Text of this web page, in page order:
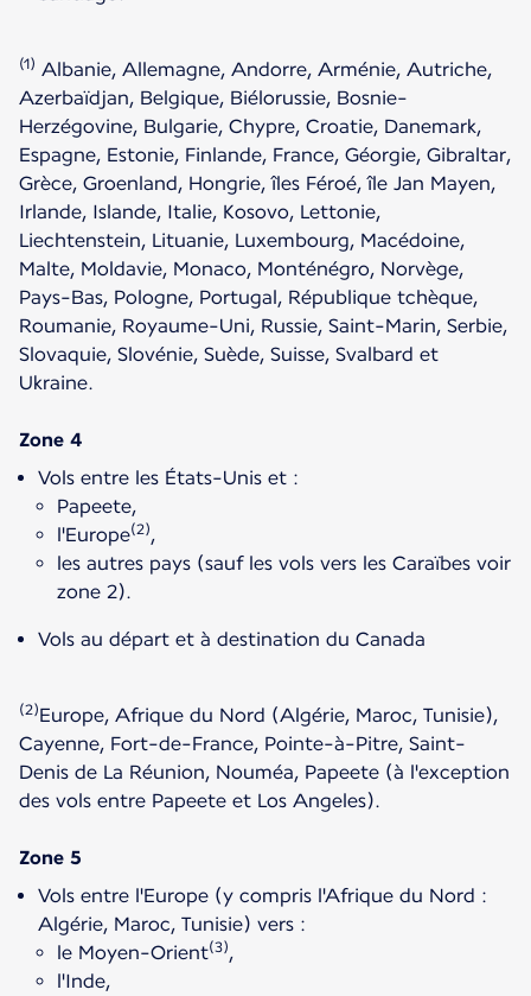
(1) Albanie, Allemagne, Andorre, Arménie, Autriche,
Azerbaïdjan, Belgique, Biélorussie, Bosnie-
Herzégovine, Bulgarie, Chypre, Croatie, Danemark,
Espagne, Estonie, Finlande, France, Géorgie, Gibraltar,
Grèce, Groenland, Hongrie, îles Féroé, île Jan Mayen,
Irlande, Islande, Italie, Kosovo, Lettonie,
Liechtenstein, Lituanie, Luxembourg, Macédoine,
Malte, Moldavie, Monaco, Monténégro, Norvège,
Pays-Bas, Pologne, Portugal, République tchèque,
Roumanie, Royaume-Uni, Russie, Saint-Marin, Serbie,
Slovaquie, Slovénie, Suède, Suisse, Svalbard et
Ukraine.
Zone 4
Vols entre les États-Unis et :
Papeete,
l'Europe(2),
les autres pays (sauf les vols vers les Caraïbes voir
zone 2).
Vols au départ et à destination du Canada
(2)Europe, Afrique du Nord (Algérie, Maroc, Tunisie),
Cayenne, Fort-de-France, Pointe-à-Pitre, Saint-
Denis de La Réunion, Nouméa, Papeete (à l'exception
des vols entre Papeete et Los Angeles).
Vols entre l'Europe (y compris l'Afrique du Nord :
Algérie, Maroc, Tunisie) vers :
le Moyen-Orient(3),
l'Inde,